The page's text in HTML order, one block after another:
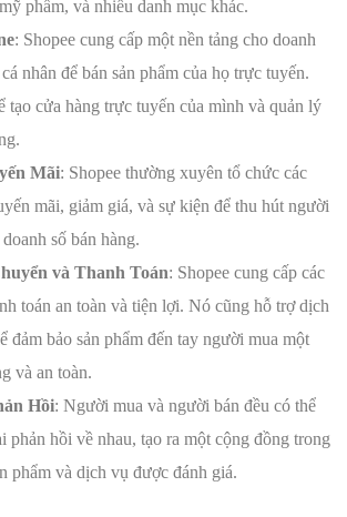
phẩm, và nhiều danh mục khác.
: Shopee cung cấp một nền tảng cho doanh
nhân để bán sản phẩm của họ trực tuyến.
tạo cửa hàng trực tuyến của mình và quản lý
Mãi: Shopee thường xuyên tổ chức các
mãi, giảm giá, và sự kiện để thu hút người
số bán hàng.
và Thanh Toán: Shopee cung cấp các
toán an toàn và tiện lợi. Nó cũng hỗ trợ dịch
đảm bảo sản phẩm đến tay người mua một
và an toàn.
Hồi: Người mua và người bán đều có thể
phản hồi về nhau, tạo ra một cộng đồng trong
phẩm và dịch vụ được đánh giá.